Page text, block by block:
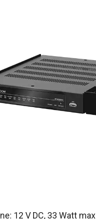
12 V DC, 33 Watt